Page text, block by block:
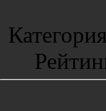
Категория